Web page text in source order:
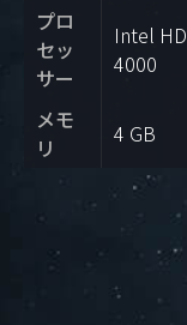
プロ
セッ
サー
Intel HD
4000
メモ
リ
4 GB